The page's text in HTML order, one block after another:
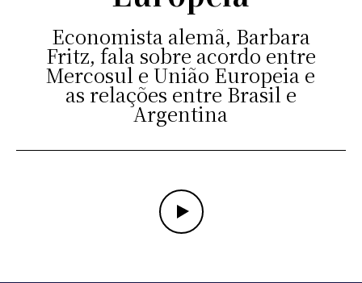
Economista alemã, Barbara
Fritz, fala sobre acordo entre
Mercosul e União Europeia e
as relações entre Brasil e
Argentina